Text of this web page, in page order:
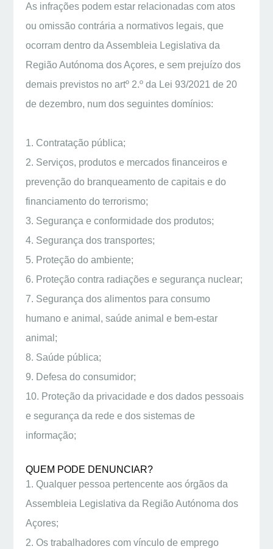
As infrações podem estar relacionadas com atos
ou omissão contrária a normativos legais, que
ocorram dentro da Assembleia Legislativa da
Região Autónoma dos Açores, e sem prejuízo dos
demais previstos no artº 2.º da Lei 93/2021 de 20
de dezembro, num dos seguintes domínios:
1. Contratação pública;
2. Serviços, produtos e mercados financeiros e
prevenção do branqueamento de capitais e do
financiamento do terrorismo;
3. Segurança e conformidade dos produtos;
4. Segurança dos transportes;
5. Proteção do ambiente;
6. Proteção contra radiações e segurança nuclear;
7. Segurança dos alimentos para consumo
humano e animal, saúde animal e bem-estar
animal;
8. Saúde pública;
9. Defesa do consumidor;
10. Proteção da privacidade e dos dados pessoais
e segurança da rede e dos sistemas de
informação;
QUEM PODE DENUNCIAR?
1. Qualquer pessoa pertencente aos órgãos da
Assembleia Legislativa da Região Autónoma dos
Açores;
2. Os trabalhadores com vínculo de emprego